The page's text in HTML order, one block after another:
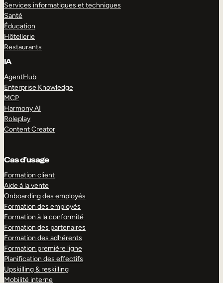
Services informatiques et techniques
Santé
Éducation
Hôtellerie
Restaurants
IA
AgentHub
Enterprise Knowledge
MCP
Harmony AI
Roleplay
Content Creator
Cas d’usage
Formation client
Aide à la vente
Onboarding des employés
Formation des employés
Formation à la conformité
Formation des partenaires
Formation des adhérents
Formation première ligne
Planification des effectifs
Upskilling & reskilling
Mobilité interne